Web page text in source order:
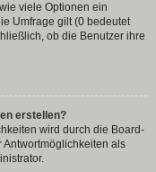
viele Optionen ein
Umfrage gilt (0 bedeutet
ob die Benutzer ihre
erstellen?
wird durch die Board-
Antwortmöglichkeiten als